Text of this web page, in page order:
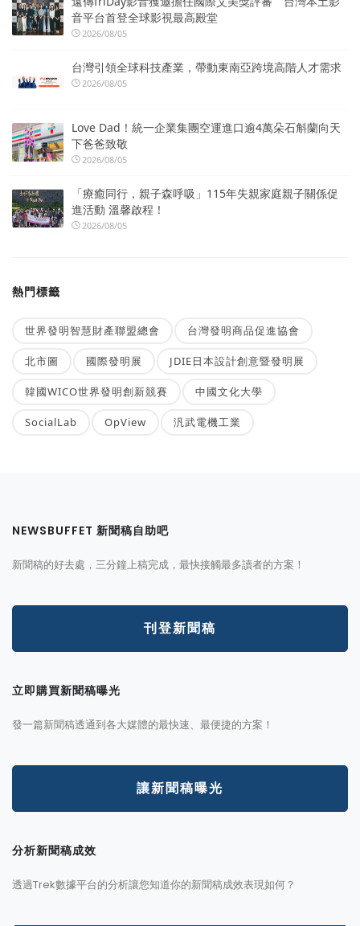
音平台首登全球影視最高殿堂
2026/08/05
台灣引領全球科技產業，帶動東南亞跨境高階人才需求
2026/08/05
Love Dad！統一企業集團空運進口逾4萬朵石斛蘭向天
下爸爸致敬
2026/08/05
「療癒同行，親子森呼吸」115年失親家庭親子關係促
進活動 溫馨啟程！
2026/08/05
熱門標籤
世界發明智慧財產聯盟總會 台灣發明商品促進協會
北市圖 國際發明展 JDIE日本設計創意暨發明展
韓國WICO世界發明創新競賽 中國文化大學
SocialLab OpView 汎武電機工業
NEWSBUFFET 新聞稿自助吧
新聞稿的好去處，三分鐘上稿完成，最快接觸最多讀者的方案！
刊登新聞稿
立即購買新聞稿曝光
發一篇新聞稿透通到各大媒體的最快速、最便捷的方案！
讓新聞稿曝光
分析新聞稿成效
透過Trek數據平台的分析讓您知道你的新聞稿成效表現如何？